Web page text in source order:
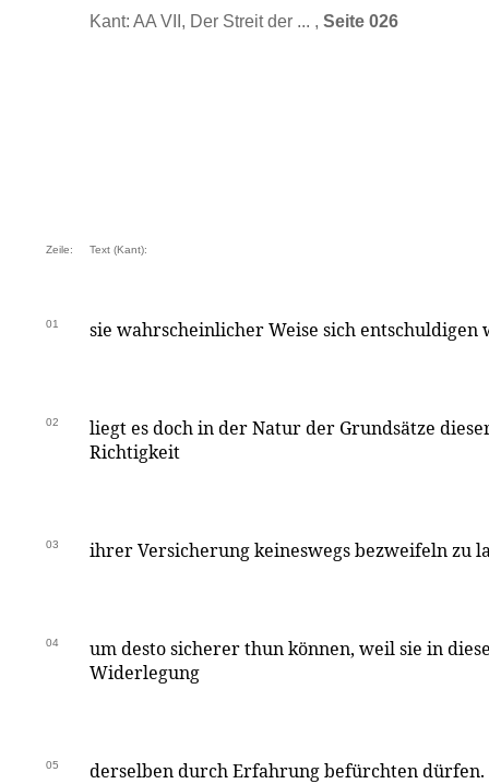
Kant: AA VII, Der Streit der ... , Seite 026
Zeile: Text (Kant):
01 sie wahrscheinlicher Weise sich entschuldigen
02
liegt es doch in der Natur der Grundsätze
Richtigkeit
03 ihrer Versicherung keineswegs bezweifeln zu
04
um desto sicherer thun können, weil sie in
Widerlegung
05 derselben durch Erfahrung befürchten dürfen.